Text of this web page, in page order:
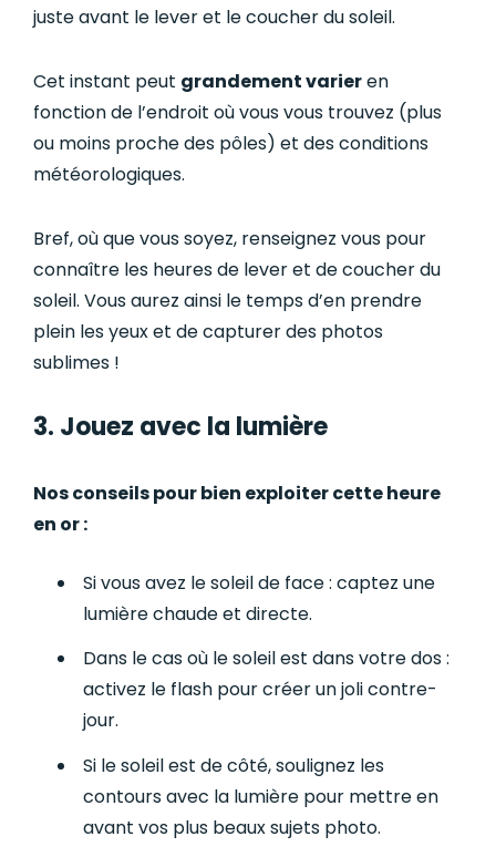
juste avant le lever et le coucher du soleil.
Cet instant peut grandement varieren
fonction de l’endroit où vous vous trouvez (plus
ou moins proche des pôles) et des conditions
météorologiques.
Bref, où que vous soyez, renseignez vous pour
connaître les heures de lever et de coucher du
soleil. Vous aurez ainsi le temps d’en prendre
plein les yeux et de capturer des photos
sublimes !
3. Jouez avec la lumière
Nos conseils pour bien exploiter cette heure
en or :
Si vous avez le soleil de face : captez une
lumière chaude et directe.
Dans le cas où le soleil est dans votre dos :
activez le flash pour créer un joli contre-
jour.
Si le soleil est de côté, soulignez les
contours avec la lumière pour mettre en
avant vos plus beaux sujets photo.